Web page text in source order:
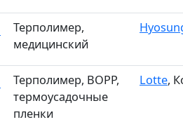
Терполимер,
медицинский
Терполимер, BOPP,
термоусадочные
пленки
Lotte,